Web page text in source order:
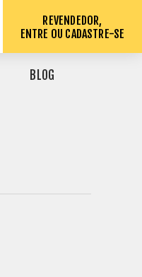
REVENDEDOR,
ENTRE OU CADASTRE-SE
BLOG